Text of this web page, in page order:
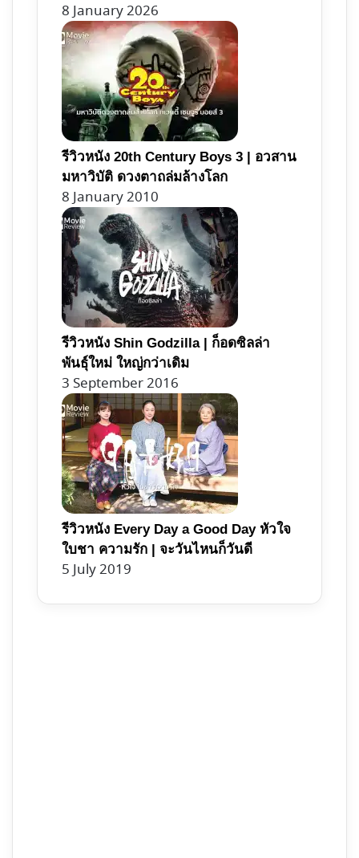
8 January 2026
รีวิวหนัง 20th Century Boys 3 | อวสาน
มหาวิบัติ ดวงตาถล่มล้างโลก
8 January 2010
รีวิวหนัง Shin Godzilla | ก็อดซิลล่า
พันธุ์ใหม่ ใหญ่กว่าเดิม
3 September 2016
รีวิวหนัง Every Day a Good Day หัวใจ
ใบชา ความรัก | จะวันไหนก็วันดี
5 July 2019